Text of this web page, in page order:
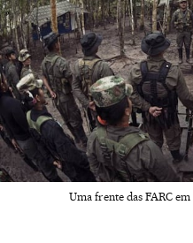
Uma frente das FARC